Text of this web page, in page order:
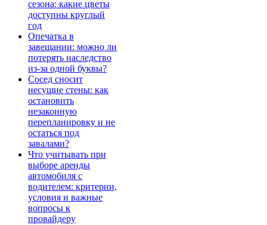
сезона: какие цветы
доступны круглый
год
Опечатка в
завещании: можно ли
потерять наследство
из-за одной буквы?
Сосед сносит
несущие стены: как
остановить
незаконную
перепланировку и не
остаться под
завалами?
Что учитывать при
выборе аренды
автомобиля с
водителем: критерии,
условия и важные
вопросы к
провайдеру